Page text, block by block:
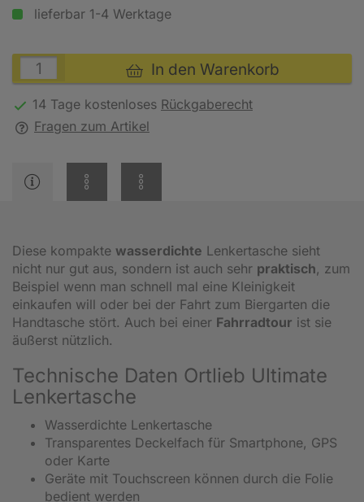
lieferbar 1-4 Werktage
In den Warenkorb
14 Tage kostenloses Rückgaberecht
Fragen zum Artikel
Diese kompakte wasserdichte Lenkertasche sieht
nicht nur gut aus, sondern ist auch sehr praktisch, zum
Beispiel wenn man schnell mal eine Kleinigkeit
einkaufen will oder bei der Fahrt zum Biergarten die
Handtasche stört. Auch bei einer Fahrradtour ist sie
äußerst nützlich.
Technische Daten Ortlieb Ultimate
Lenkertasche
Wasserdichte Lenkertasche
Transparentes Deckelfach für Smartphone, GPS
oder Karte
Geräte mit Touchscreen können durch die Folie
bedient werden